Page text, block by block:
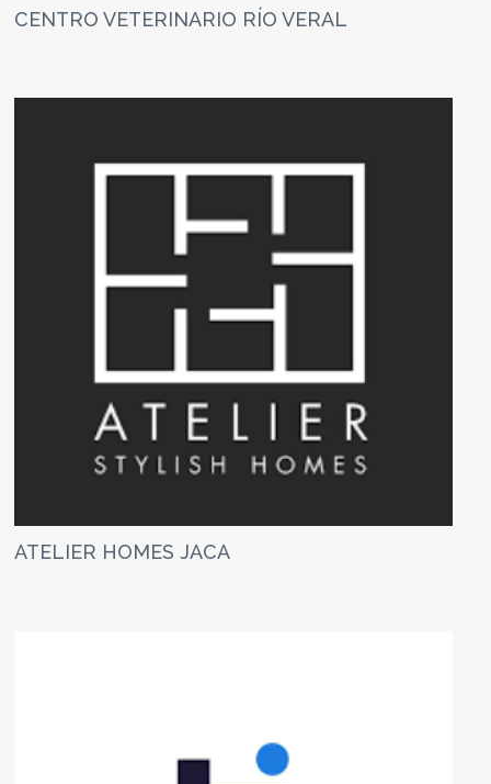
CENTRO VETERINARIO RÍO VERAL
ATELIER HOMES JACA